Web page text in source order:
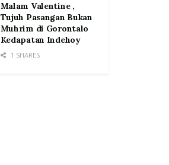
Malam Valentine ,
Tujuh Pasangan Bukan
Muhrim di Gorontalo
Kedapatan Indehoy
1 SHARES